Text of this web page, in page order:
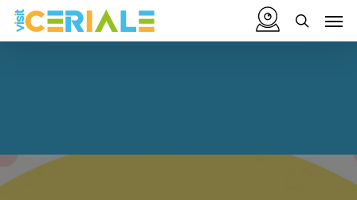
Vai
contenuto